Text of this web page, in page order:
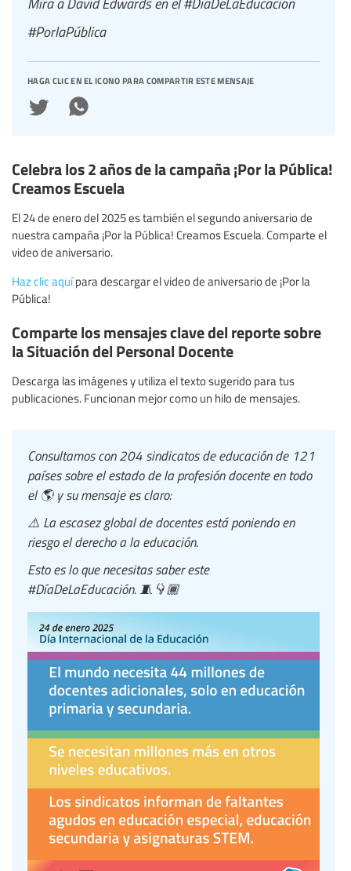
#PorlaPública
haga clic en el icono para compartir este mensaje
Celebra los 2 años de la campaña ¡Por la Pública!
Creamos Escuela
El 24 de enero del 2025 es también el segundo aniversario de
nuestra campaña ¡Por la Pública! Creamos Escuela. Comparte el
video de aniversario.
Haz clic aquípara descargar el video de aniversario de ¡Por la
Pública!
Comparte los mensajes clave del reporte sobre
la Situación del Personal Docente
Descarga las imágenes y utiliza el texto sugerido para tus
publicaciones. Funcionan mejor como un hilo de mensajes.
Consultamos con 204 sindicatos de educación de 121
países sobre el estado de la profesión docente en todo
el 🌎 y su mensaje es claro:
⚠️ La escasez global de docentes está poniendo en
riesgo el derecho a la educación.
Esto es lo que necesitas saber este
#DíaDeLaEducación. 🧵👇🏾